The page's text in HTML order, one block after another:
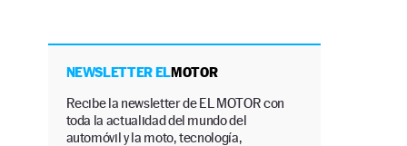
NEWSLETTER ELMOTOR
Recibe la newsletter de EL MOTOR con
toda la actualidad del mundo del
automóvil y la moto, tecnología,